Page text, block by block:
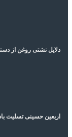
دلایل نشتی روغن از
اربعین حسینی تسلیت